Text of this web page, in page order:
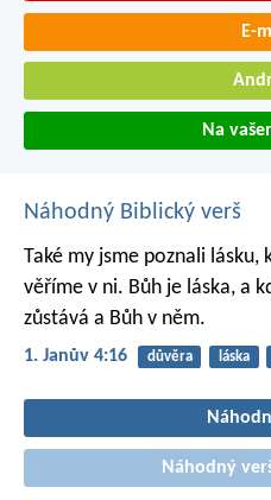
E-
Na
Náhodný Biblický verš
Také my jsme poznali lásku,
věříme v ni. Bůh je láska, a
zůstává a Bůh v něm.
1. Janův 4:16 důvěra láska
Náhodný